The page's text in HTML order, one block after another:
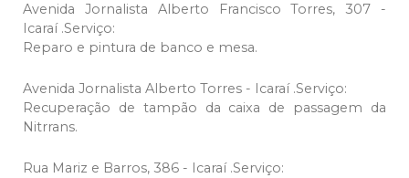
Avenida Jornalista Alberto Francisco Torres, 307 -
Icaraí .Serviço:
Reparo e pintura de banco e mesa.
Avenida Jornalista Alberto Torres - Icaraí .Serviço:
Recuperação de tampão da caixa de passagem da
Nitrrans.
Rua Mariz e Barros, 386 - Icaraí .Serviço: